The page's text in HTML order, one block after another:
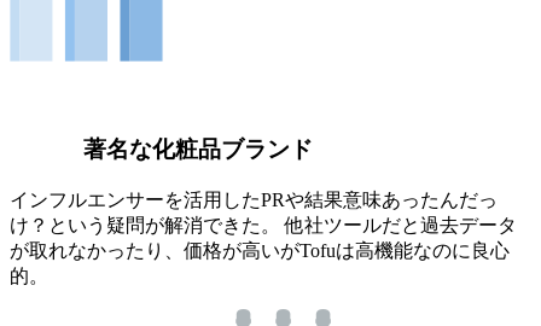
著名な化粧品ブランド
インフルエンサーを活用したPRや結果意味あったんだっ
け？という疑問が解消できた。 他社ツールだと過去データ
が取れなかったり、価格が高いがTofuは高機能なのに良心
的。